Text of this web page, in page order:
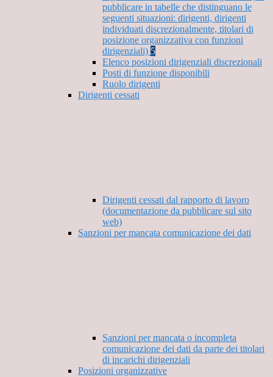
pubblicare in tabelle che distinguano le
seguenti situazioni: dirigenti, dirigenti
individuati discrezionalmente, titolari di
posizione organizzativa con funzioni
dirigenziali) 5
Elenco posizioni dirigenziali discrezionali
Posti di funzione disponibili
Ruolo dirigenti
Dirigenti cessati
Dirigenti cessati dal rapporto di lavoro
(documentazione da pubblicare sul sito
web)
Sanzioni per mancata comunicazione dei dati
Sanzioni per mancata o incompleta
comunicazione dei dati da parte dei titolari
di incarichi dirigenziali
Posizioni organizzative